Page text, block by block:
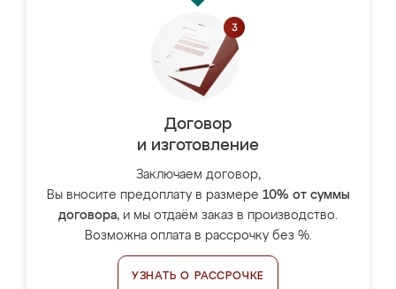
Договор
и изготовление
Заключаем договор,
Вы вносите предоплату в размере 10% от суммы
договора, и мы отдаём заказ в производство.
Возможна оплата в рассрочку без %.
УЗНАТЬ О РАССРОЧКЕ